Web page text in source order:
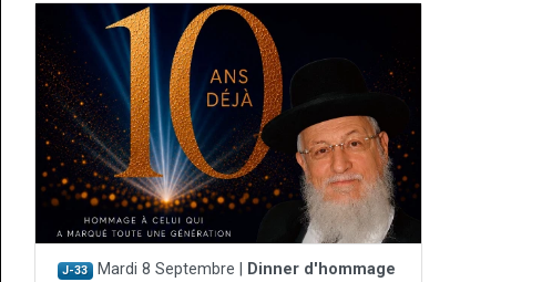
J-33 Mardi 8 Septembre |
Dinner d'hommage